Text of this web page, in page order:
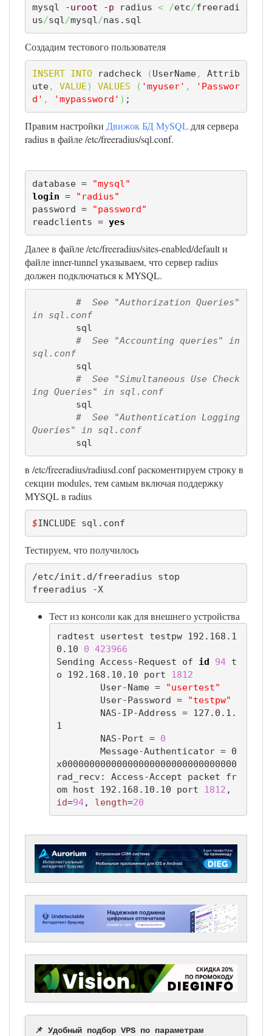
mysql -uroot -p radius < /etc/freeradi
us/sql/mysql/nas.sql
Создадим тестового пользователя
INSERT INTO radcheck (UserName,
Attrib
ute, VALUE) VALUES ( 'myuser' ,
'Passwor
d' , 'mypassword' ) ;
Правим настройки Движок БД MySQL для сервера
radius в файле /etc/freeradius/sql.conf.
database =
"mysql"
login =
"radius"
password =
"password"
readclients = yes
Далее в файле /etc/freeradius/sites-enabled/default и
файле inner-tunnel указываем, что сервер radius
должен подключаться к MYSQL.
#  See "Authorization Queries"
in sql.conf
#  See "Accounting queries" in
sql.conf
#  See "Simultaneous Use Check
ing Queries" in sql.conf
#  See "Authentication Logging
Queries" in sql.conf
        sql
в /etc/freeradius/radiusd.conf раскоментируем строку в
секции modules, тем самым включая поддержку
MYSQL в radius
$INCLUDE sql.conf
Тестируем, что получилось
/etc/init.d/freeradius stop
freeradius -X
Тест из консоли как для внешнего устройства
radtest usertest testpw 192.168.1
0.10 0 423966
Sending Access-Request of id 94 t
o 192.168.10.10 port 1812
	User-Name =
"usertest"
	User-Password =
"testpw"
1
	NAS-Port =
0
x00000000000000000000000000000000
rad_recv: Access-Accept packet fr
om host 192.168.10.10 port 1812
id=94, length=20
📌 Удобный подбор VPS по параметрам